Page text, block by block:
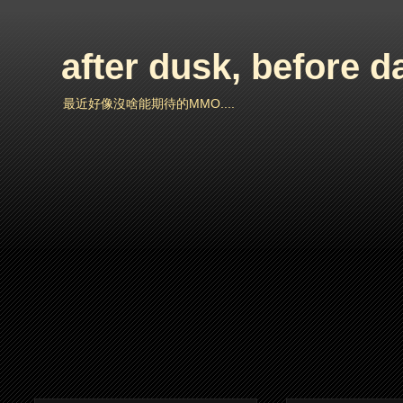
after dusk, before
最近好像沒啥能期待的MMO....